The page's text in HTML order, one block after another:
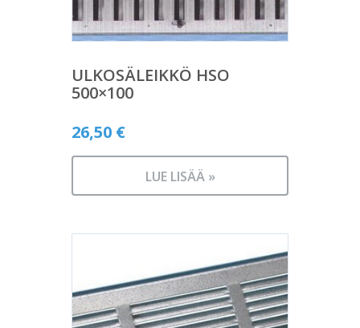
ULKOSÄLEIKKÖ HSO
500×100
26,50 €
LUE LISÄÄ »